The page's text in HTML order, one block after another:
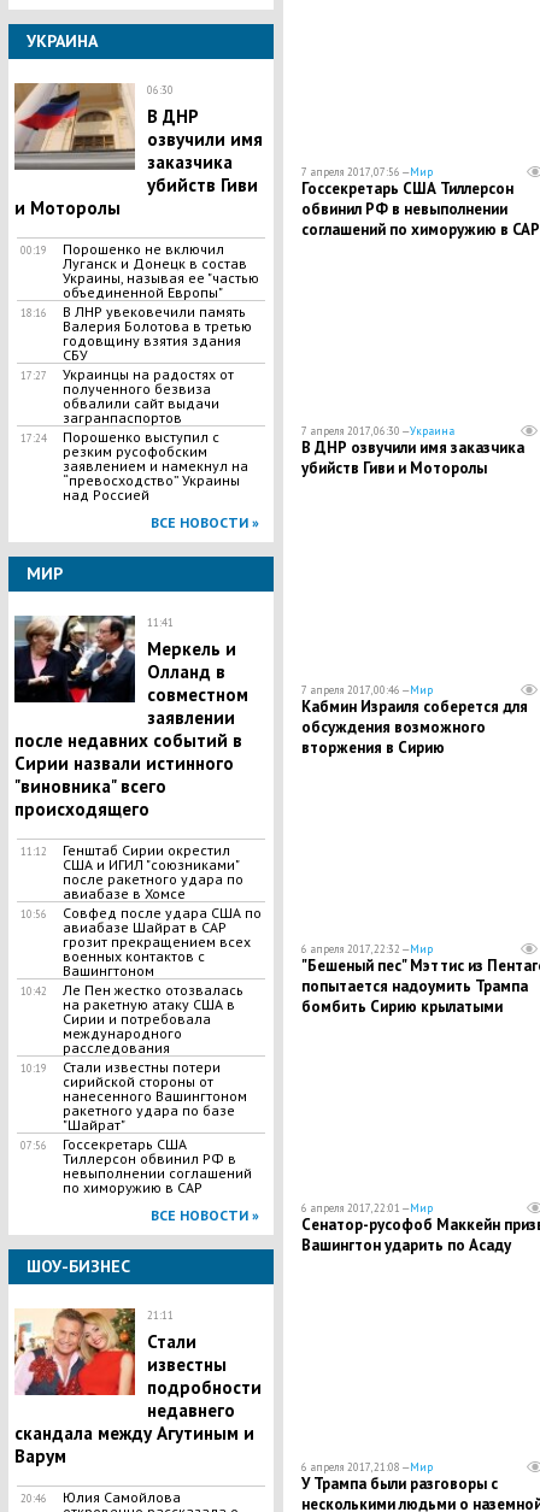
УКРАИНА
06:30
В ДНР
озвучили имя
заказчика
убийств Гиви
и Моторолы
00:19
Порошенко не включил
Луганск и Донецк в состав
Украины, называя ее "частью
объединенной Европы"
18:16
В ЛНР увековечили память
Валерия Болотова в третью
годовщину взятия здания
СБУ
17:27
Украинцы на радостях от
полученного безвиза
обвалили сайт выдачи
загранпаспортов
17:24
Порошенко выступил с
резким русофобским
заявлением и намекнул на
“превосходство” Украины
над Россией
ВСЕ НОВОСТИ »
МИР
11:41
Меркель и
Олланд в
совместном
заявлении
после недавних событий в
Сирии назвали истинного
"виновника" всего
происходящего
11:12
Генштаб Сирии окрестил
США и ИГИЛ "союзниками"
после ракетного удара по
авиабазе в Хомсе
10:56
Совфед после удара США по
авиабазе Шайрат в САР
грозит прекращением всех
военных контактов с
Вашингтоном
10:42
Ле Пен жестко отозвалась
на ракетную атаку США в
Сирии и потребовала
международного
расследования
10:19
Стали известны потери
сирийской стороны от
нанесенного Вашингтоном
ракетного удара по базе
"Шайрат"
07:56
Госсекретарь США
Тиллерсон обвинил РФ в
невыполнении соглашений
по химоружию в САР
ВСЕ НОВОСТИ »
ШОУ-БИЗНЕС
21:11
Стали
известны
подробности
недавнего
скандала между Агутиным и
Варум
20:46
Юлия Самойлова
7 апреля 2017, 07:56 —Мир
Госсекретарь США Тиллерсон
обвинил РФ в невыполнении
соглашений по химоружию в САР
7 апреля 2017, 06:30 —Украина
В ДНР озвучили имя заказчика
убийств Гиви и Моторолы
7 апреля 2017, 00:46 —Мир
Кабмин Израиля соберется для
обсуждения возможного
вторжения в Сирию
6 апреля 2017, 22:32 —Мир
"Бешеный пес" Мэттис из
попытается надоумить Трампа
бомбить Сирию крылатыми
6 апреля 2017, 22:01 —Мир
Сенатор-русофоб Маккейн
Вашингтон ударить по Асаду
6 апреля 2017, 21:08 —Мир
У Трампа были разговоры с
несколькими людьми о